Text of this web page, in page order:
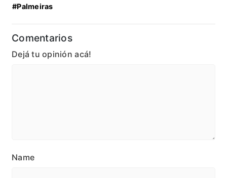
#Palmeiras
Comentarios
Dejá tu opinión acá!
Name